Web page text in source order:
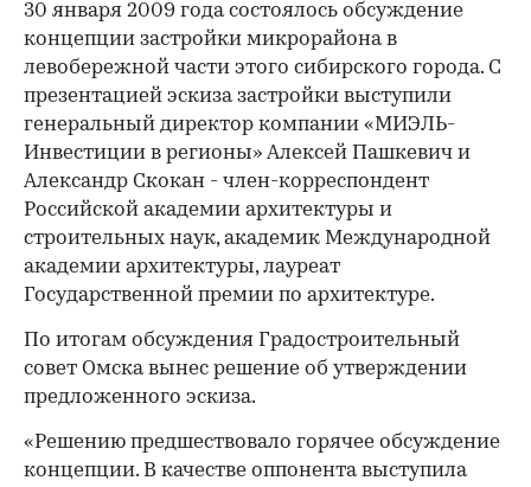
30 января 2009 года состоялось обсуждение
концепции застройки микрорайона в
левобережной части этого сибирского города. С
презентацией эскиза застройки выступили
генеральный директор компании «МИЭЛЬ-
Инвестиции в регионы» Алексей Пашкевич и
Александр Скокан - член-корреспондент
Российской академии архитектуры и
строительных наук, академик Международной
академии архитектуры, лауреат
Государственной премии по архитектуре.
По итогам обсуждения Градостроительный
совет Омска вынес решение об утверждении
предложенного эскиза.
«Решению предшествовало горячее обсуждение
концепции. В качестве оппонента выступила